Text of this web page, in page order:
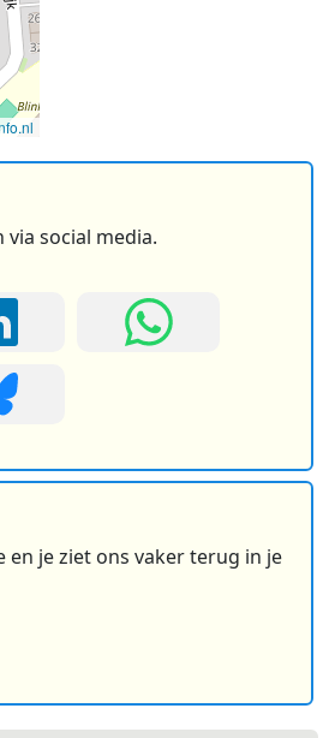
social media.
je ziet ons vaker terug in je